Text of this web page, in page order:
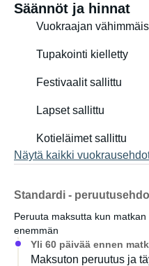
Säännöt ja hinnat
Vuokraajan
Tupakointi kielletty
Festivaalit sallittu
Lapset sallittu
Kotieläimet sallittu
Näytä kaikki
Standardi -
Peruuta maksutta kun
enemmän
Yli 60 päivää ennen
Maksuton peruutus ja